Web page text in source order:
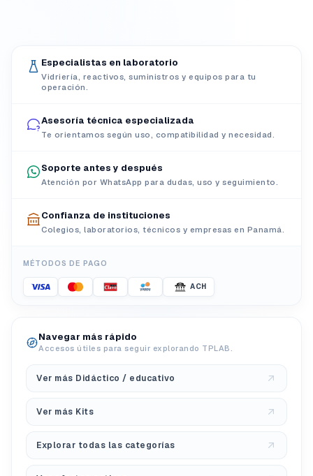
Especialistas en laboratorio
Vidriería, reactivos, suministros y equipos para tu
operación.
Asesoría técnica especializada
Te orientamos según uso, compatibilidad y necesidad.
Soporte antes y después
Atención por WhatsApp para dudas, uso y seguimiento.
Confianza de instituciones
Colegios, laboratorios, técnicos y empresas en Panamá.
MÉTODOS DE PAGO
ACH
Navegar más rápido
Accesos útiles para seguir explorando TPLAB.
Ver más Didáctico / educativo
Ver más Kits
Explorar todas las categorías